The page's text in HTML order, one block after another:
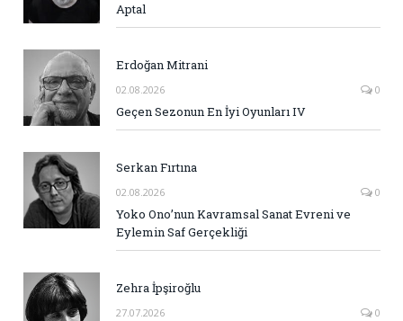
Aptal
Erdoğan Mitrani
02.08.2026 0
Geçen Sezonun En İyi Oyunları IV
Serkan Fırtına
02.08.2026 0
Yoko Ono’nun Kavramsal Sanat Evreni ve
Eylemin Saf Gerçekliği
Zehra İpşiroğlu
27.07.2026 0